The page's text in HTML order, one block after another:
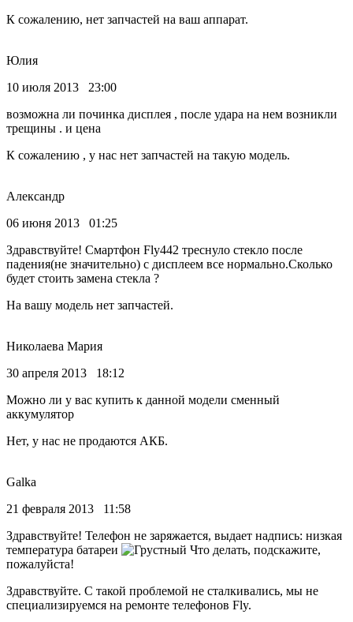
К сожалению, нет запчастей на ваш аппарат.
Юлия
10 июля 2013 23:00
возможна ли починка дисплея , после удара на нем возникли
трещины . и цена
К сожалению , у нас нет запчастей на такую модель.
Александр
06 июня 2013 01:25
Здравствуйте! Смартфон Fly442 треснуло стекло после
падения(не значительно) с дисплеем все нормально.Сколько
будет стоить замена стекла ?
На вашу модель нет запчастей.
Николаева Мария
30 апреля 2013 18:12
Можно ли у вас купить к данной модели сменный
аккумулятор
Нет, у нас не продаются АКБ.
Galka
21 февраля 2013 11:58
Здравствуйте! Телефон не заряжается, выдает надпись: низкая
температура батареи
Что делать, подскажите,
пожалуйста!
Здравствуйте. С такой проблемой не сталкивались, мы не
специализируемся на ремонте телефонов Fly.